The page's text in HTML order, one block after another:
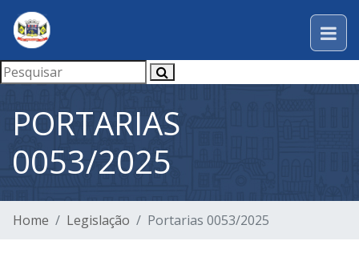
PORTARIAS
0053/2025
Home Legislação Portarias 0053/2025